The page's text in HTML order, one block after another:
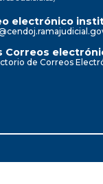
electrónico
Correos
de Correos